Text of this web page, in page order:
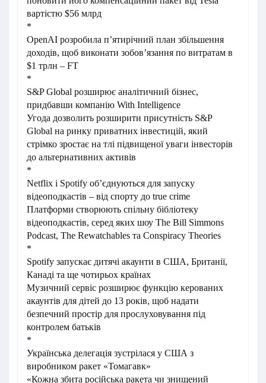
вартістю $56 млрд
*
OpenAI розробила пʼятирічний план збільшення
доходів, щоб виконати зобовʼязання по витратам в
$1 трлн – FT
*
S&P Global розширює аналітичний бізнес,
придбавши компанію With Intelligence
Угода дозволить розширити присутність S&P
Global на ринку приватних інвестицій, який
стрімко зростає на тлі підвищеної уваги інвесторів
до альтернативних активів
*
Netflix і Spotify об’єднуються для запуску
відеоподкастів – від спорту до true crime
Платформи створюють спільну бібліотеку
відеоподкастів, серед яких шоу The Bill Simmons
Podcast, The Rewatchables та Conspiracy Theories
*
Spotify запускає дитячі акаунти в США, Британії,
Канаді та ще чотирьох країнах
Музичний сервіс розширює функцію керованих
акаунтів для дітей до 13 років, щоб надати
безпечний простір для прослуховування під
контролем батьків
*
Українська делегація зустрілася у США з
виробником ракет «Томагавк»
«Кожна збита російська ракета чи знищений